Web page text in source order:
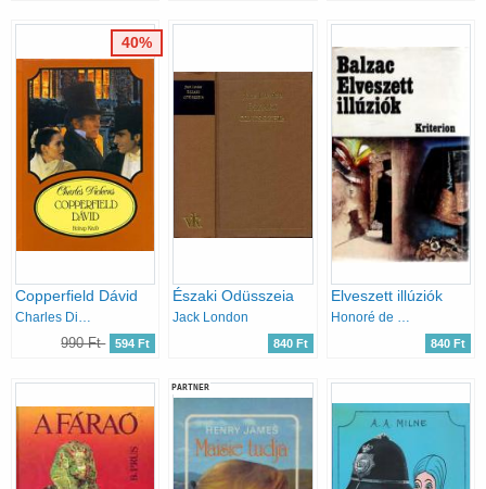
Copperfield Dávid
Charles Dickens
990 Ft 594 Ft
40%
Északi Odüsszeia
Jack London
840 Ft
Elveszett illúziók
Honoré de Balzac
840 Ft
PARTNER